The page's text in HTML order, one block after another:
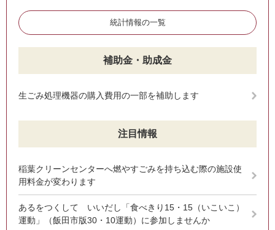
統計情報の一覧
補助金・助成金
生ごみ処理機器の購入費用の一部を補助します
注目情報
稲葉クリーンセンターへ燃やすごみを持ち込む際の施設使
用料金が変わります
あるをつくして いいだし「食べきり15・15（いこいこ）
運動」（飯田市版30・10運動）に参加しませんか